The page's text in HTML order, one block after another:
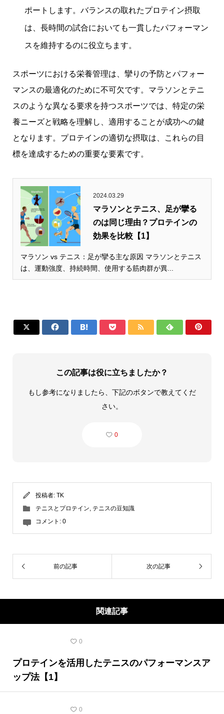
ポートします。バランスの取れたプロテイン摂取
は、長時間の試合においても一貫したパフォーマン
スを維持するのに役立ちます。
スポーツにおける栄養管理は、攣りの予防とパフォー
マンスの最適化のために不可欠です。マラソンとテニ
スのような異なる要求を持つスポーツでは、特定の栄
養ニーズと戦略を理解し、適用することが成功への鍵
となります。プロテインの適切な摂取は、これらの目
標を達成するための重要な要素です。
2024.03.29
マラソンとテニス、足が攣る
のは同じ理由？プロテインの
効果を比較【1】
マラソン vs テニス：足が攣る主な原因 マラソンとテニス
は、運動強度、持続時間、使用する筋肉群が異...
      
この記事は役に立ちましたか？
もし参考になりましたら、下記のボタンで教えてくだ
さい。
0
投稿者: TK
テニスとプロテイン テニスの豆知識
コメント: 0
前の記事 次の記事
関連記事
0
プロテインを活用したテニスのパフォーマンスア
ップ法【1】
0